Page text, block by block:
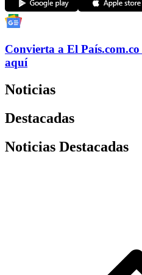
Convierta a El País.com.co
aquí
Noticias
Destacadas
Noticias Destacadas